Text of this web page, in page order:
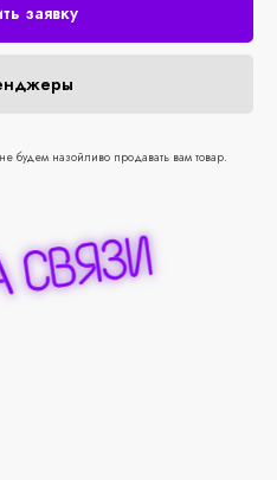
заявку
будем назойливо продавать вам товар.